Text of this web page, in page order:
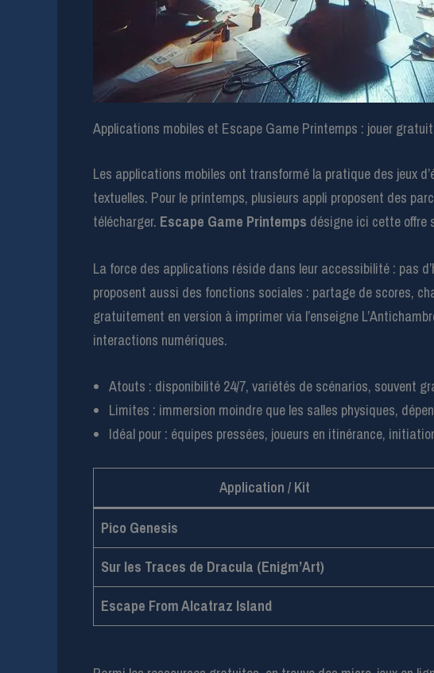
Applications mobiles et Escape Game Printemps : jouer
Les applications mobiles ont transformé la pratique des jeux
textuelles. Pour le printemps, plusieurs appli proposent des
télécharger. Escape Game Printemps désigne ici cette offre
La force des applications réside dans leur accessibilité : pas
proposent aussi des fonctions sociales : partage de scores,
gratuitement en version à imprimer via l’enseigne
interactions numériques.
Atouts : disponibilité 24/7, variétés de scénarios, souvent
Limites : immersion moindre que les salles physiques,
Idéal pour : équipes pressées, joueurs en itinérance,
Application / Kit
Pico Genesis
Sur les Traces de Dracula (Enigm’Art)
Escape From Alcatraz Island